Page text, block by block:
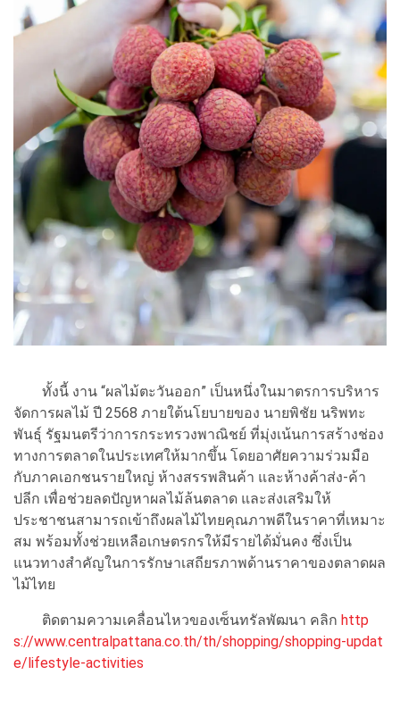
ทั้งนี้ งาน “ผลไม้ตะวันออก” เป็นหนึ่งในมาตรการบริหาร
จัดการผลไม้ ปี 2568 ภายใต้นโยบายของ นายพิชัย นริพทะ
พันธุ์ รัฐมนตรีว่าการกระทรวงพาณิชย์ ที่มุ่งเน้นการสร้างช่อง
ทางการตลาดในประเทศให้มากขึ้น โดยอาศัยความร่วมมือ
กับภาคเอกชนรายใหญ่ ห้างสรรพสินค้า และห้างค้าส่ง-ค้า
ปลีก เพื่อช่วยลดปัญหาผลไม้ล้นตลาด และส่งเสริมให้
ประชาชนสามารถเข้าถึงผลไม้ไทยคุณภาพดีในราคาที่เหมาะ
สม พร้อมทั้งช่วยเหลือเกษตรกรให้มีรายได้มั่นคง ซึ่งเป็น
แนวทางสำคัญในการรักษาเสถียรภาพด้านราคาของตลาดผล
ไม้ไทย
ติดตามความเคลื่อนไหวของเซ็นทรัลพัฒนา คลิก http
s://www.centralpattana.co.th/th/shopping/shopping-updat
e/lifestyle-activities